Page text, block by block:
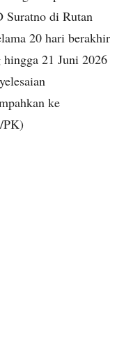
Suratno di Rutan
20 hari berakhir
21 Juni 2026
ke
PK)